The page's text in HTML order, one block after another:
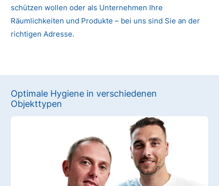
schützen wollen oder als Unternehmen Ihre
Räumlichkeiten und Produkte – bei uns sind Sie an der
richtigen Adresse.
Optimale Hygiene in verschiedenen
Objekttypen